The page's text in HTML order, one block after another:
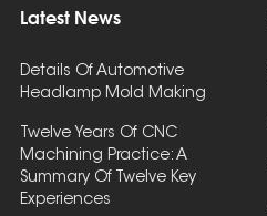
Latest News
Details Of Automotive
Headlamp Mold Making
Twelve Years Of CNC
Machining Practice: A
Summary Of Twelve Key
Experiences